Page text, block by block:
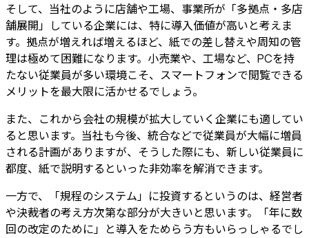
そして、当社のように店舗や工場、事業所が「多拠点・多店
舗展開」している企業には、特に導入価値が高いと考えま
す。 拠点が増えれば増えるほど、紙での差し替えや周知の管
理は極めて困難になります。 小売業や、工場など、PCを持
たない従業員が多い環境こそ、スマートフォンで閲覧できる
メリットを最大限に活かせるでしょう。
また、これから会社の規模が拡大していく企業にも適してい
ると思います。当社も今後、統合などで従業員が大幅に増員
される計画がありますが、そうした際にも、新しい従業員に
都度、紙で説明するといった非効率を解消できます。
一方で、「規程のシステム」に投資するというのは、経営者
や決裁者の考え方次第な部分が大きいと思います。「年に数
回の改定のために」と導入をためらう方もいらっしゃるでし